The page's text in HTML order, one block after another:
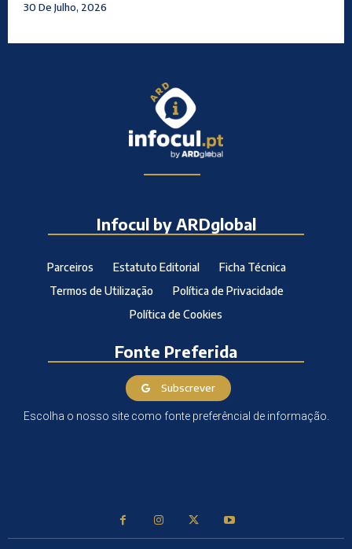
30 De Julho, 2026
Infocul by ARDglobal
Parceiros Estatuto Editorial
Ficha Técnica
Termos de Utilização
Política de Privacidade
Política de Cookies
Fonte Preferida
Subscrever
Escolha o nosso site como fonte preferêncial de informação.